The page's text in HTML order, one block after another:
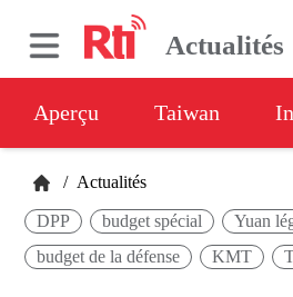
Actualités
Aperçu Taiwan
/ Actualités
DPP budget spécial Yuan
budget de la défense
KMT